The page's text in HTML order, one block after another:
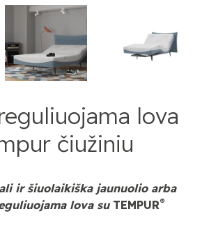
lova
čiužiniu
ir šiuolaikiška jaunuolio arba
lova su TEMPUR®